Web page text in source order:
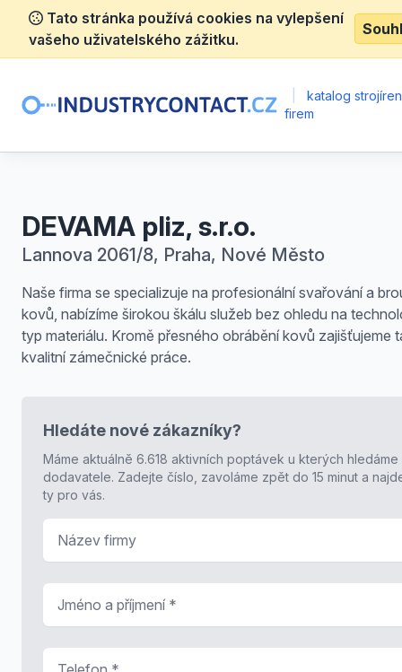
Tato stránka používá cookies na vylepšení
vašeho uživatelského zážitku.
katalog
firem
DEVAMA pliz, s.r.o.
Lannova 2061/8, Praha, Nové Město
Naše firma se specializuje na profesionální svařování a
kovů, nabízíme širokou škálu služeb bez ohledu na
typ materiálu. Kromě přesného obrábění kovů zajišťujeme
kvalitní zámečnické práce.
Hledáte nové zákazníky?
Máme aktuálně 6.618 aktivních poptávek u kterých hledáme
dodavatele. Zadejte číslo, zavoláme zpět do 15 minut a
ty pro vás.